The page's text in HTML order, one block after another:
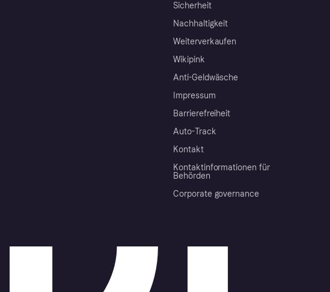
Sicherheit
Nachhaltigkeit
Weiterverkaufen
Wikipink
Anti-Geldwäsche
Impressum
Barrierefreiheit
Auto-Track
Kontakt
Kontaktinformationen für
Behörden
Corporate governance